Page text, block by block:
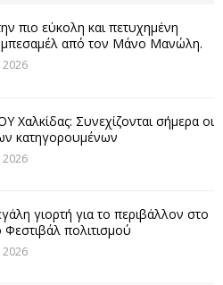
πιο εύκολη και πετυχημένη
μπεσαμέλ από τον Μάνο Μανώλη.
Χαλκίδας: Συνεχίζονται σήμερα οι
κατηγορουμένων
γιορτή για το περιβάλλον στο
πολιτισμού